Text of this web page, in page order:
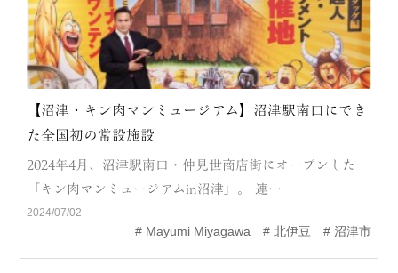
動物と触れ合える場所 カフェ・スイーツ
神社仏閣 食
洞窟・島
ABOUT
【沼津・キン肉マンミュージアム】沼津駅南口にでき
た全国初の常設施設
2024年4月、沼津駅南口・仲見世商店街にオープンした
「キン肉マンミュージアムin沼津」。 連…
2024/07/02
Mayumi Miyagawa 北伊豆 沼津市